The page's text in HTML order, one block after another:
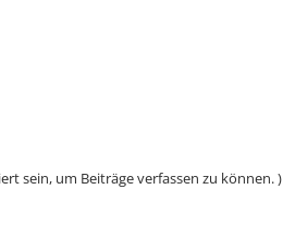
sein, um Beiträge verfassen zu können. )